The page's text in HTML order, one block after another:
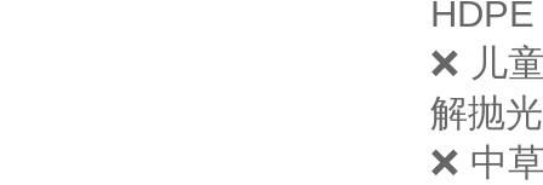
❌ 儿
解抛
❌ 中